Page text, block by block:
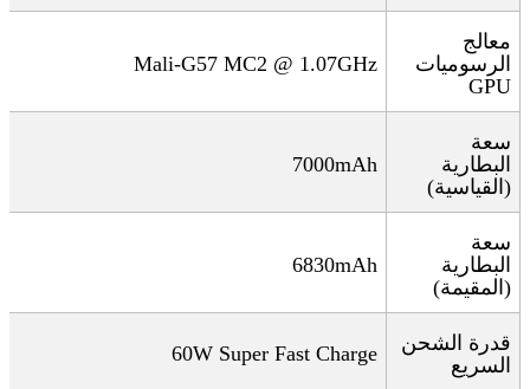
معالج
الرسوميات
GPU
Mali-G57 MC2 @ 1.07GHz
سعة
البطارية
(القياسية)
7000mAh
سعة
البطارية
(المقيمة)
6830mAh
قدرة الشحن
السريع
60W Super Fast Charge